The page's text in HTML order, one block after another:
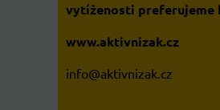
vytíženosti preferujeme
www.aktivnizak.cz
info@aktivnizak.cz